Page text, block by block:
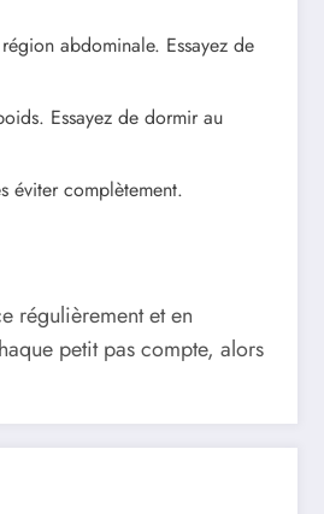
abdominale. Essayez de
Essayez de dormir au
éviter complètement.
régulièrement et en
petit pas compte, alors